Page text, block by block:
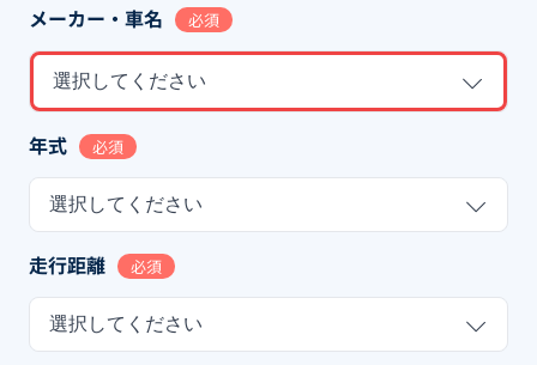
メーカー・車名 必須
選択してください
年式 必須
選択してください
走行距離 必須
選択してください